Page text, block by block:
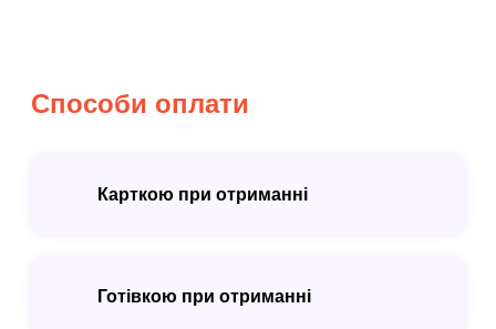
Способи оплати
Карткою при отриманні
Готівкою при отриманні